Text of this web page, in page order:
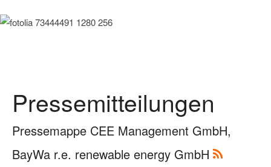
Pressemitteilungen
Pressemappe CEE Management GmbH,
BayWa r.e. renewable energy GmbH